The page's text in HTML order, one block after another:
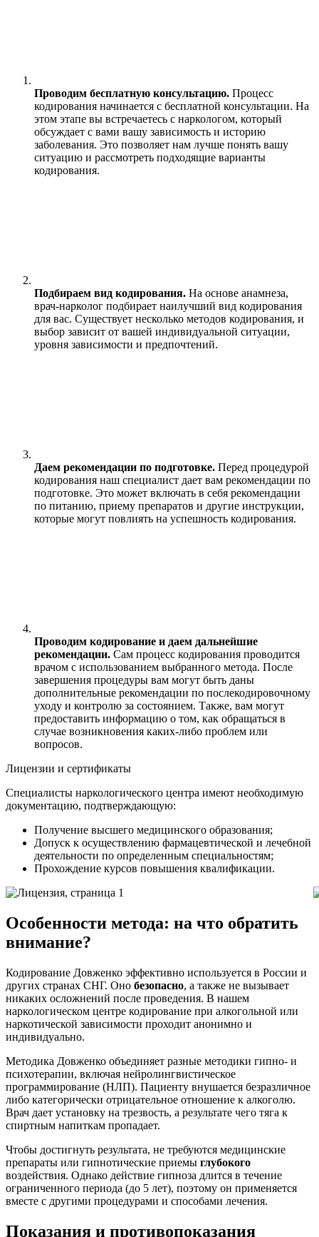
Проводим бесплатную консультацию. Процесс
кодирования начинается с бесплатной консультации. На
этом этапе вы встречаетесь с наркологом, который
обсуждает с вами вашу зависимость и историю
заболевания. Это позволяет нам лучше понять вашу
ситуацию и рассмотреть подходящие варианты
кодирования.
Подбираем вид кодирования. На основе анамнеза,
врач-нарколог подбирает наилучший вид кодирования
для вас. Существует несколько методов кодирования, и
выбор зависит от вашей индивидуальной ситуации,
уровня зависимости и предпочтений.
Даем рекомендации по подготовке. Перед процедурой
кодирования наш специалист дает вам рекомендации по
подготовке. Это может включать в себя рекомендации
по питанию, приему препаратов и другие инструкции,
которые могут повлиять на успешность кодирования.
Проводим кодирование и даем дальнейшие
рекомендации. Сам процесс кодирования проводится
врачом с использованием выбранного метода. После
завершения процедуры вам могут быть даны
дополнительные рекомендации по послекодировочному
уходу и контролю за состоянием. Также, вам могут
предоставить информацию о том, как обращаться в
случае возникновения каких-либо проблем или
вопросов.
Лицензии и сертификаты
Специалисты наркологического центра имеют необходимую
документацию, подтверждающую:
Получение высшего медицинского образования;
Допуск к осуществлению фармацевтической и лечебной
деятельности по определенным специальностям;
Прохождение курсов повышения квалификации.
Особенности метода: на что обратить
внимание?
Кодирование Довженко эффективно используется в России и
других странах СНГ. Оно безопасно, а также не вызывает
никаких осложнений после проведения. В нашем
наркологическом центре кодирование при алкогольной или
наркотической зависимости проходит анонимно и
индивидуально.
Методика Довженко объединяет разные методики гипно- и
психотерапии, включая нейролингвистическое
программирование (НЛП). Пациенту внушается безразличное
либо категорически отрицательное отношение к алкоголю.
Врач дает установку на трезвость, а результате чего тяга к
спиртным напиткам пропадает.
Чтобы достигнуть результата, не требуются медицинские
препараты или гипнотические приемы глубокого
воздействия. Однако действие гипноза длится в течение
ограниченного периода (до 5 лет), поэтому он применяется
вместе с другими процедурами и способами лечения.
Показания и противопоказания